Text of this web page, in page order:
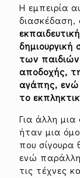
Η εμπειρία
διασκέδαση,
δημιουργική
των παιδιών
αποδοχής,
αγάπης, ενώ
το
Για άλλη
ήταν μια
που σίγουρα
ενώ
τις τέχνες